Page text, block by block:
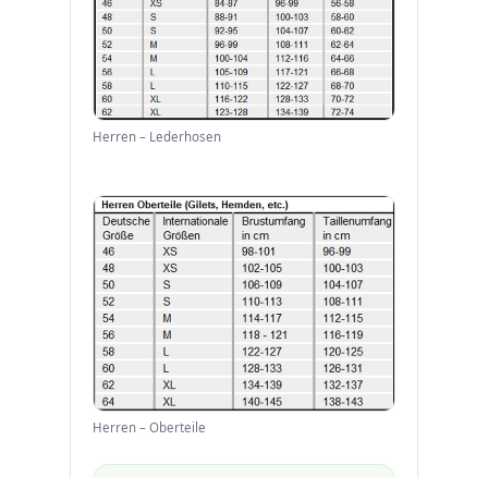
Herren – Lederhosen
Herren – Oberteile